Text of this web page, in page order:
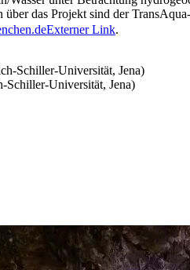
über das Projekt sind der
Externer Link.
Schiller-Universität, Jena)
Universität, Jena)